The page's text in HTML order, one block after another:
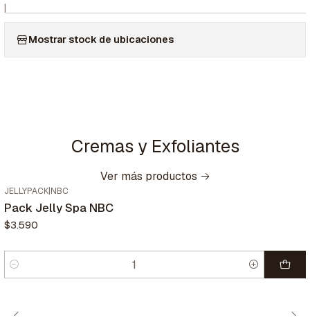
|
Mostrar stock de ubicaciones
Cremas y Exfoliantes
Ver más productos
JELLYPACK NBC
Pack Jelly Spa NBC
$3.590
Cantidad